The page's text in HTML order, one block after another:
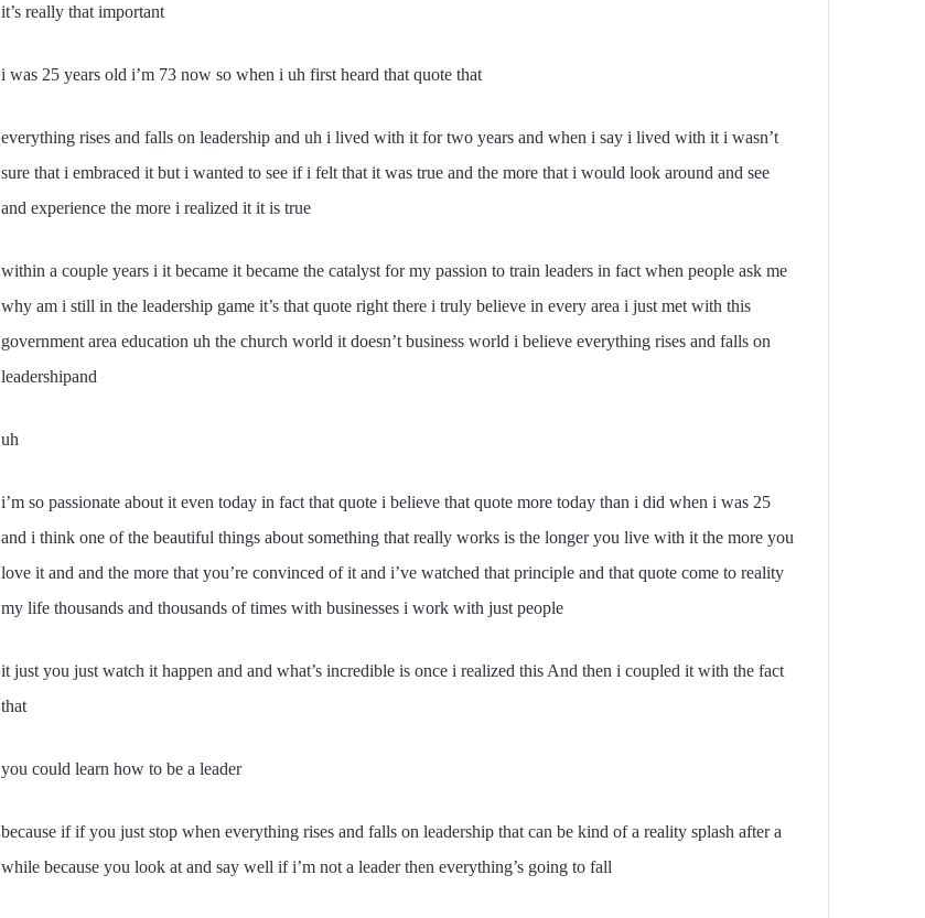
it’s really that important
i was 25 years old i’m 73 now so when i uh first heard that quote that
everything rises and falls on leadership and uh i lived with it for two years and when i say i lived with it i wasn’t
sure that i embraced it but i wanted to see if i felt that it was true and the more that i would look around and see
and experience the more i realized it it is true
within a couple years i it became it became the catalyst for my passion to train leaders in fact when people ask me
why am i still in the leadership game it’s that quote right there i truly believe in every area i just met with this
government area education uh the church world it doesn’t business world i believe everything rises and falls on
leadershipand
uh
i’m so passionate about it even today in fact that quote i believe that quote more today than i did when i was 25
and i think one of the beautiful things about something that really works is the longer you live with it the more you
love it and and the more that you’re convinced of it and i’ve watched that principle and that quote come to reality
my life thousands and thousands of times with businesses i work with just people
it just you just watch it happen and and what’s incredible is once i realized this And then i coupled it with the fact
that
you could learn how to be a leader
because if if you just stop when everything rises and falls on leadership that can be kind of a reality splash after a
while because you look at and say well if i’m not a leader then everything’s going to fall